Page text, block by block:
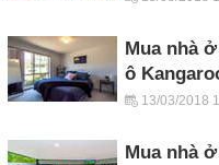
Mua nhà
ô
13/03/2018
Mua nhà